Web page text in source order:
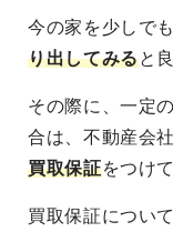
今の家を少しで
り出してみると
その際に、一定
合は、不動産会
買取保証をつけ
買取保証につい